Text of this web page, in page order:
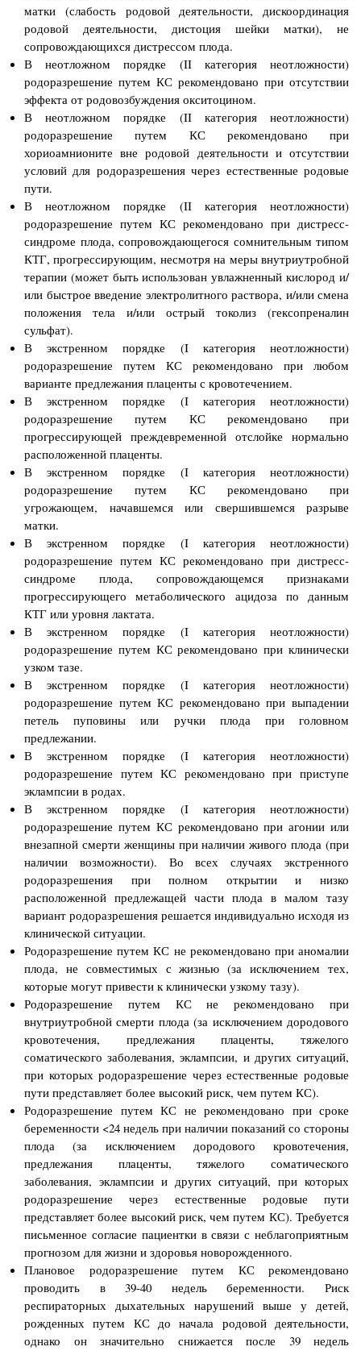
матки (слабость родовой деятельности, дискоординация
родовой деятельности, дистоция шейки матки), не
сопровождающихся дистрессом плода.
В неотложном порядке (II категория неотложности)
родоразрешение путем КС рекомендовано при отсутствии
эффекта от родовозбуждения окситоцином.
В неотложном порядке (II категория неотложности)
родоразрешение путем КС рекомендовано при
хориоамнионите вне родовой деятельности и отсутствии
условий для родоразрешения через естественные родовые
пути.
В неотложном порядке (II категория неотложности)
родоразрешение путем КС рекомендовано при дистресс-
синдроме плода, сопровождающегося сомнительным типом
КТГ, прогрессирующим, несмотря на меры внутриутробной
терапии (может быть использован увлажненный кислород и/
или быстрое введение электролитного раствора, и/или смена
положения тела и/или острый токолиз (гексопреналин
сульфат).
В экстренном порядке (I категория неотложности)
родоразрешение путем КС рекомендовано при любом
варианте предлежания плаценты с кровотечением.
В экстренном порядке (I категория неотложности)
родоразрешение путем КС рекомендовано при
прогрессирующей преждевременной отслойке нормально
расположенной плаценты.
В экстренном порядке (I категория неотложности)
родоразрешение путем КС рекомендовано при
угрожающем, начавшемся или свершившемся разрыве
матки.
В экстренном порядке (I категория неотложности)
родоразрешение путем КС рекомендовано при дистресс-
синдроме плода, сопровождающемся признаками
прогрессирующего метаболического ацидоза по данным
КТГ или уровня лактата.
В экстренном порядке (I категория неотложности)
родоразрешение путем КС рекомендовано при клинически
узком тазе.
В экстренном порядке (I категория неотложности)
родоразрешение путем КС рекомендовано при выпадении
петель пуповины или ручки плода при головном
предлежании.
В экстренном порядке (I категория неотложности)
родоразрешение путем КС рекомендовано при приступе
эклампсии в родах.
В экстренном порядке (I категория неотложности)
родоразрешение путем КС рекомендовано при агонии или
внезапной смерти женщины при наличии живого плода (при
наличии возможности). Во всех случаях экстренного
родоразрешения при полном открытии и низко
расположенной предлежащей части плода в малом тазу
вариант родоразрешения решается индивидуально исходя из
клинической ситуации.
Родоразрешение путем КС не рекомендовано при аномалии
плода, не совместимых с жизнью (за исключением тех,
которые могут привести к клинически узкому тазу).
Родоразрешение путем КС не рекомендовано при
внутриутробной смерти плода (за исключением дородового
кровотечения, предлежания плаценты, тяжелого
соматического заболевания, эклампсии, и других ситуаций,
при которых родоразрешение через естественные родовые
пути представляет более высокий риск, чем путем КС).
Родоразрешение путем КС не рекомендовано при сроке
беременности <24 недель при наличии показаний со стороны
плода (за исключением дородового кровотечения,
предлежания плаценты, тяжелого соматического
заболевания, эклампсии и других ситуаций, при которых
родоразрешение через естественные родовые пути
представляет более высокий риск, чем путем КС). Требуется
письменное согласие пациентки в связи с неблагоприятным
прогнозом для жизни и здоровья новорожденного.
Плановое родоразрешение путем КС рекомендовано
проводить в 39-40 недель беременности. Риск
респираторных дыхательных нарушений выше у детей,
рожденных путем КС до начала родовой деятельности,
однако он значительно снижается после 39 недель